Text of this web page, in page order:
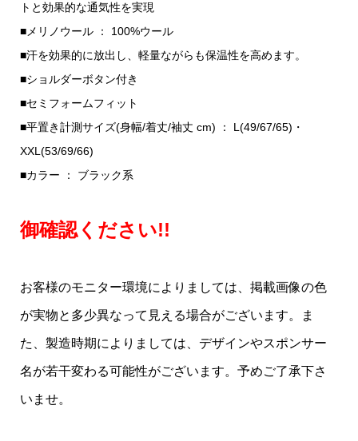
トと効果的な通気性を実現
■メリノウール ： 100%ウール
■汗を効果的に放出し、軽量ながらも保温性を高めます。
■ショルダーボタン付き
■セミフォームフィット
■平置き計測サイズ(身幅/着丈/袖丈 cm) ： L(49/67/65)・
XXL(53/69/66)
■カラー ： ブラック系
御確認ください!!
お客様のモニター環境によりましては、掲載画像の色
が実物と多少異なって見える場合がございます。ま
た、製造時期によりましては、デザインやスポンサー
名が若干変わる可能性がございます。予めご了承下さ
いませ。